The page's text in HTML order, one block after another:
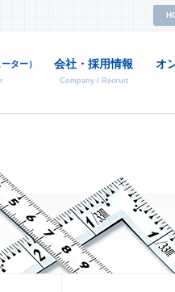
消耗品の検索
の後継品紹介
校正
ご依頼方
特
ご依頼方
ター） 会社・採用情報
Company / Recruit
オ